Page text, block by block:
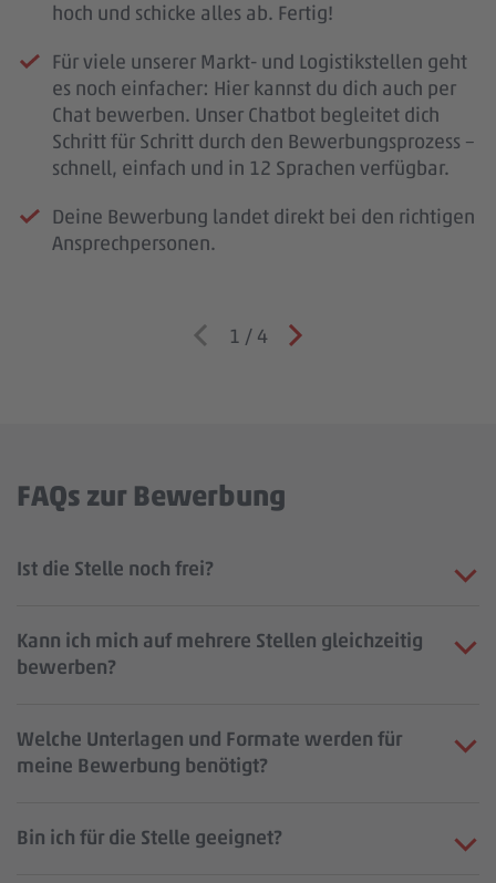
hoch und schicke alles ab. Fertig!
Für viele unserer Markt- und Logistikstellen geht
es noch einfacher: Hier kannst du dich auch per
Chat bewerben. Unser Chatbot begleitet dich
Schritt für Schritt durch den Bewerbungsprozess –
schnell, einfach und in 12 Sprachen verfügbar.
Deine Bewerbung landet direkt bei den richtigen
Ansprechpersonen.
1 / 4
FAQs zur Bewerbung
Ist die Stelle noch frei?
Kann ich mich auf mehrere Stellen gleichzeitig
bewerben?
Welche Unterlagen und Formate werden für
meine Bewerbung benötigt?
Bin ich für die Stelle geeignet?